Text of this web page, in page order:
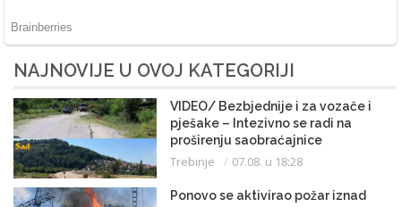
NAJNOVIJE U OVOJ KATEGORIJI
VIDEO/ Bezbjednije i za vozače i
pješake – Intezivno se radi na
proširenju saobraćajnice
Trebinje 07.08. u 18:28
Ponovo se aktivirao požar iznad